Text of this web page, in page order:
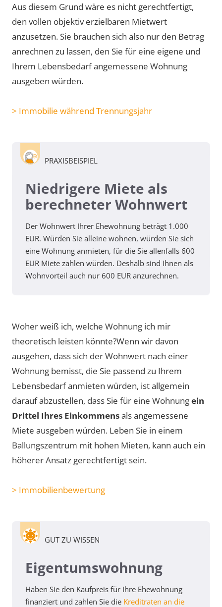
Aus diesem Grund wäre es nicht gerechtfertigt,
den vollen objektiv erzielbaren Mietwert
anzusetzen. Sie brauchen sich also nur den Betrag
anrechnen zu lassen, den Sie für eine eigene und
Ihrem Lebensbedarf angemessene Wohnung
ausgeben würden.
> Immobilie während Trennungsjahr
PRAXISBEISPIEL
Niedrigere Miete als
berechneter Wohnwert
Der Wohnwert Ihrer Ehewohnung beträgt 1.000
EUR. Würden Sie alleine wohnen, würden Sie sich
eine Wohnung anmieten, für die Sie allenfalls 600
EUR Miete zahlen würden. Deshalb sind Ihnen als
Wohnvorteil auch nur 600 EUR anzurechnen.
Woher weiß ich, welche Wohnung ich mir
theoretisch leisten könnte?Wenn wir davon
ausgehen, dass sich der Wohnwert nach einer
Wohnung bemisst, die Sie passend zu Ihrem
Lebensbedarf anmieten würden, ist allgemein
darauf abzustellen, dass Sie für eine Wohnungein
Drittel Ihres Einkommensals angemessene
Miete ausgeben würden. Leben Sie in einem
Ballungszentrum mit hohen Mieten, kann auch ein
höherer Ansatz gerechtfertigt sein.
> Immobilienbewertung
GUT ZU WISSEN
Eigentumswohnung
Haben Sie den Kaufpreis für Ihre Ehewohnung
finanziert und zahlen Sie die Kreditraten an die